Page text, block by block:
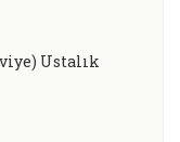
Ustalık